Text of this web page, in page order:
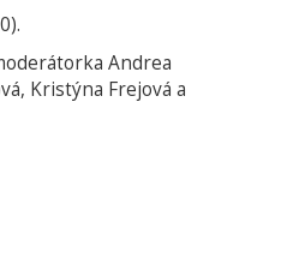
Andrea
Kristýna Frejová a